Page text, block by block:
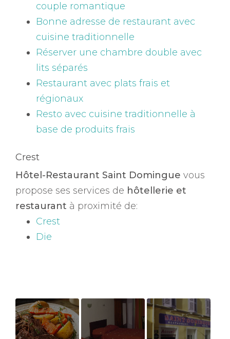
couple romantique
Bonne adresse de restaurant avec
cuisine traditionnelle
Réserver une chambre double avec
lits séparés
Restaurant avec plats frais et
régionaux
Resto avec cuisine traditionnelle à
base de produits frais
Crest
Hôtel-Restaurant Saint Domingue vous
propose ses services de hôtellerie et
restaurant à proximité de:
Crest
Die